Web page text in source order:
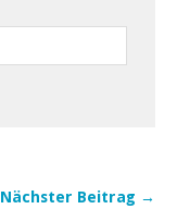
Nächster Beitrag →